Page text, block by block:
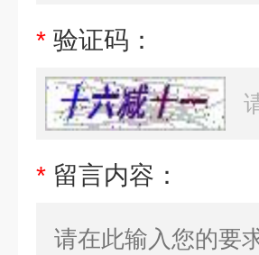
* 验证码：
* 留言内容：